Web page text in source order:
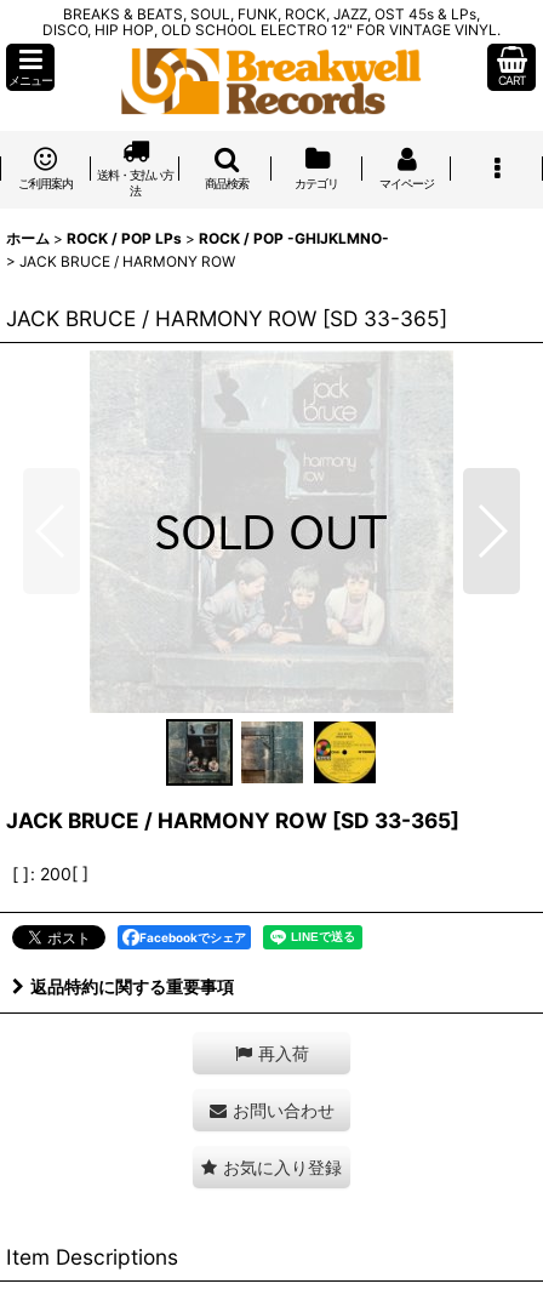
BREAKS & BEATS, SOUL, FUNK, ROCK, JAZZ, OST 45s & LPs,
DISCO, HIP HOP, OLD SCHOOL ELECTRO 12" FOR VINTAGE VINYL.
メニュー CART
ご利用案内
送料・支払い方
法
商品検索 カテゴリ マイページ
ホーム > ROCK / POP LPs > ROCK / POP -GHIJKLMNO-
> JACK BRUCE / HARMONY ROW
JACK BRUCE / HARMONY ROW [SD 33-365]
JACK BRUCE / HARMONY ROW [SD 33-365]
[ ]: 200[ ]
Facebookでシェア
返品特約に関する重要事項
再入荷
お問い合わせ
お気に入り登録
Item Descriptions